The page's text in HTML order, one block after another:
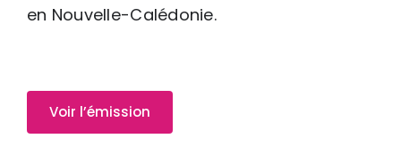
en Nouvelle-Calédonie.
Voir l’émission